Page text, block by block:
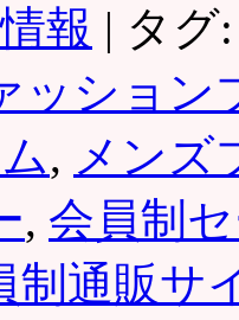
報 | タグ:
ッション
, メンズ
, 会員制
制通販サ